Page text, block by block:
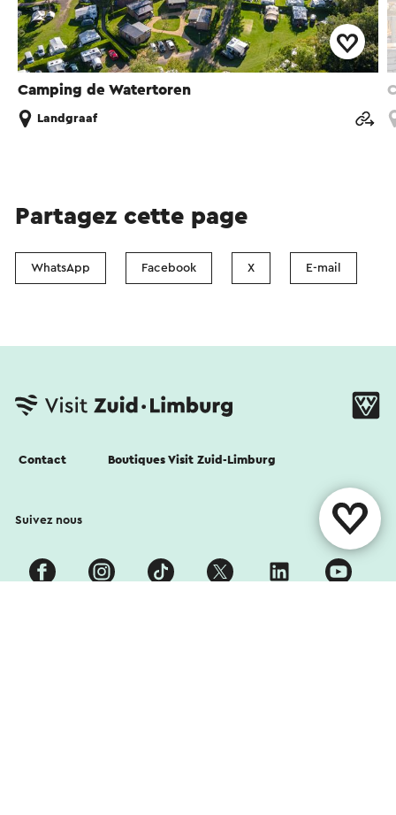
Camping de Watertoren
Landgraaf
Partagez cette page
WhatsApp Facebook X E-mail
Contact Boutiques Visit Zuid-Limburg
Suivez nous